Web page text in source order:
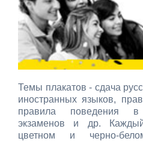
Темы плакатов - сдача
иностранных языков,
правила поведения в
экзаменов и др.
цветном и черно-